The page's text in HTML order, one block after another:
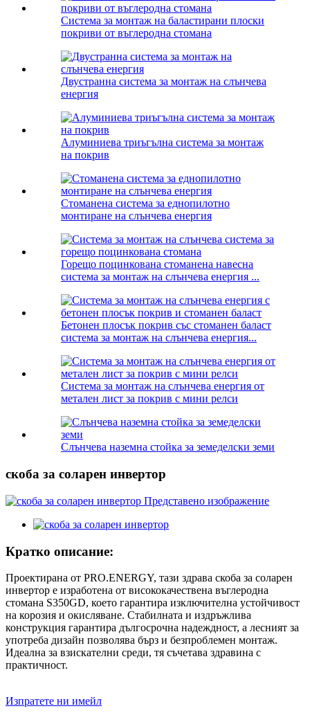
Система за монтаж на баластирани плоски
покриви от въглеродна стомана
Двустранна система за монтаж на слънчева
енергия
Алуминиева триъгълна система за монтаж
на покрив
Стоманена система за еднопилотно
монтиране на слънчева енергия
Горещо поцинкована стоманена навесна
система за монтаж на слънчева енергия ...
Бетонен плосък покрив със стоманен баласт
система за монтаж на слънчева енергия...
Система за монтаж на слънчева енергия от
метален лист за покрив с мини релси
Слънчева наземна стойка за земеделски земи
скоба за соларен инвертор
Кратко описание:
Проектирана от PRO.ENERGY, тази здрава скоба за соларен
инвертор е изработена от висококачествена въглеродна
стомана S350GD, което гарантира изключителна устойчивост
на корозия и окисляване. Стабилната и издръжлива
конструкция гарантира дългосрочна надеждност, а лесният за
употреба дизайн позволява бърз и безпроблемен монтаж.
Идеална за взискателни среди, тя съчетава здравина с
практичност.
Изпратете ни имейл